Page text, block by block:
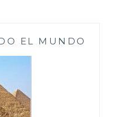
EL MUNDO